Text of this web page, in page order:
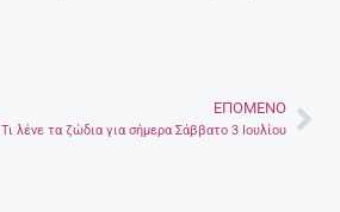
ΕΠΌΜΕΝΟ
Τι λένε τα ζώδια για σήμερα Σάββατο 3 ΙουλίουNext